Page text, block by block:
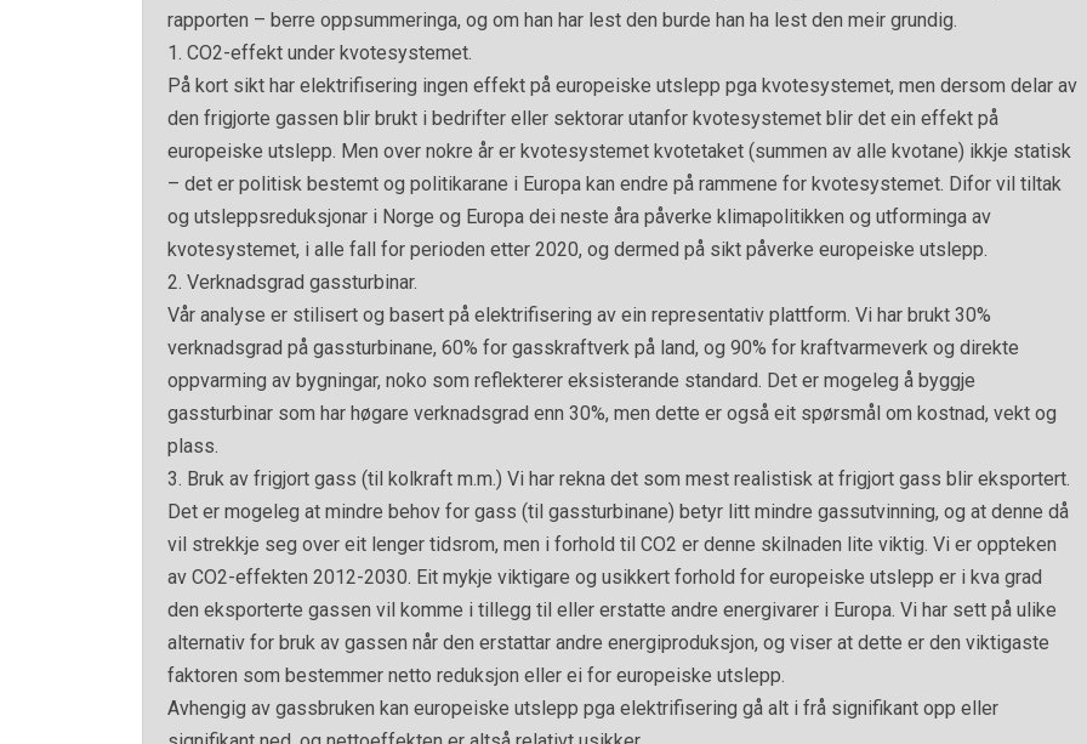
rapporten – berre oppsummeringa, og om han har lest den burde han ha lest den meir grundig.
1. CO2-effekt under kvotesystemet.
På kort sikt har elektrifisering ingen effekt på europeiske utslepp pga kvotesystemet, men dersom delar av
den frigjorte gassen blir brukt i bedrifter eller sektorar utanfor kvotesystemet blir det ein effekt på
europeiske utslepp. Men over nokre år er kvotesystemet kvotetaket (summen av alle kvotane) ikkje statisk
– det er politisk bestemt og politikarane i Europa kan endre på rammene for kvotesystemet. Difor vil tiltak
og utsleppsreduksjonar i Norge og Europa dei neste åra påverke klimapolitikken og utforminga av
kvotesystemet, i alle fall for perioden etter 2020, og dermed på sikt påverke europeiske utslepp.
2. Verknadsgrad gassturbinar.
Vår analyse er stilisert og basert på elektrifisering av ein representativ plattform. Vi har brukt 30%
verknadsgrad på gassturbinane, 60% for gasskraftverk på land, og 90% for kraftvarmeverk og direkte
oppvarming av bygningar, noko som reflekterer eksisterande standard. Det er mogeleg å byggje
gassturbinar som har høgare verknadsgrad enn 30%, men dette er også eit spørsmål om kostnad, vekt og
plass.
3. Bruk av frigjort gass (til kolkraft m.m.) Vi har rekna det som mest realistisk at frigjort gass blir eksportert.
Det er mogeleg at mindre behov for gass (til gassturbinane) betyr litt mindre gassutvinning, og at denne då
vil strekkje seg over eit lenger tidsrom, men i forhold til CO2 er denne skilnaden lite viktig. Vi er oppteken
av CO2-effekten 2012-2030. Eit mykje viktigare og usikkert forhold for europeiske utslepp er i kva grad
den eksporterte gassen vil komme i tillegg til eller erstatte andre energivarer i Europa. Vi har sett på ulike
alternativ for bruk av gassen når den erstattar andre energiproduksjon, og viser at dette er den viktigaste
faktoren som bestemmer netto reduksjon eller ei for europeiske utslepp.
Avhengig av gassbruken kan europeiske utslepp pga elektrifisering gå alt i frå signifikant opp eller